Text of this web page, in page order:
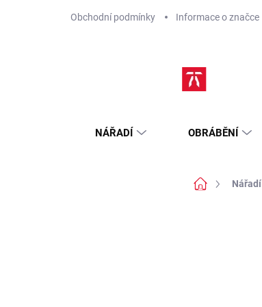
Obchodní podmínky Informace o značce
NÁŘADÍ OBRÁBĚNÍ
Domů Nářadí